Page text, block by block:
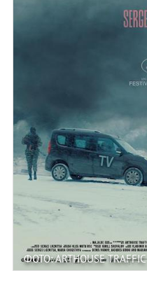
ФОТО: ARTHOUSE TRAFFIC